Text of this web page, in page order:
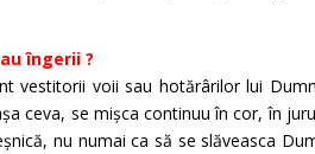
îngerii ?
vestitorii voii sau hotărârilor lui
ceva, se mișca continuu în cor, în
nu numai ca să se slăveasca